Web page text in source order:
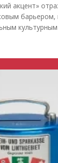
акцент»
барьером,